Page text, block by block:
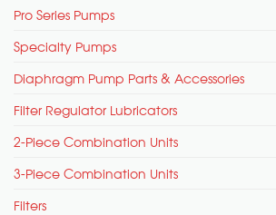
Pro Series Pumps
Specialty Pumps
Diaphragm Pump Parts & Accessories
Filter Regulator Lubricators
2-Piece Combination Units
3-Piece Combination Units
Filters